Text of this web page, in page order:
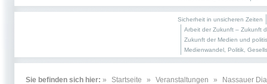
Sicherheit in unsicheren Zeiten
Arbeit der Zukunft – Zukunft
Zukunft der Medien und
Medienwandel, Politik,
Sie befinden sich hier: » Startseite » Veranstaltungen » Nassauer